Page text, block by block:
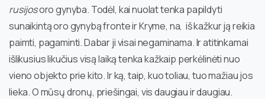
rusijosoro gynyba. Todėl, kai nuolat tenka papildyti
sunaikintą oro gynybą fronte ir Kryme, na, iš kažkur ją reikia
paimti, pagaminti. Dabar ji visai negaminama. Ir atitinkamai
išlikusius likučius visą laiką tenka kažkaip perkėlinėti nuo
vieno objekto prie kito. Ir ką, taip, kuo toliau, tuo mažiau jos
lieka. O mūsų dronų, priešingai, vis daugiau ir daugiau.